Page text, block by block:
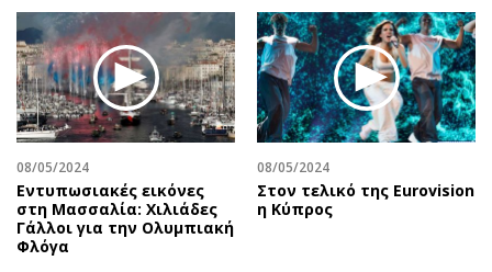
08/05/2024
Εντυπωσιακές εικόνες
στη Μασσαλία: Χιλιάδες
Γάλλοι για την Ολυμπιακή
Φλόγα
08/05/2024
Στον τελικό της Eurovision
η Κύπρος